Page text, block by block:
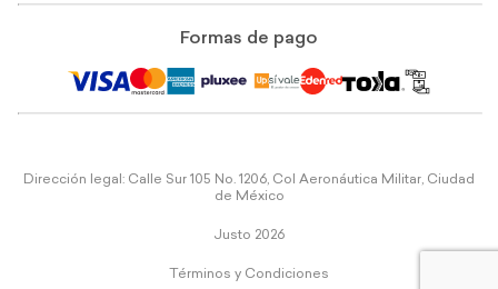
Formas de pago
Dirección legal: Calle Sur 105 No. 1206, Col Aeronáutica Militar, Ciudad
de México
Justo 2026
Términos y Condiciones